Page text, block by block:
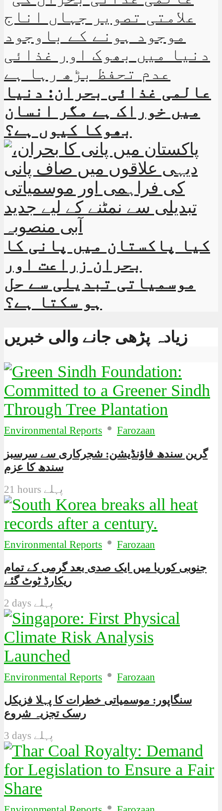
عالمی غذائی بحران: دنیا
میں خوراک ہے مگر انسان
بھوکا کیوں ہے؟
کیا پاکستان میں پانی کا
بحران زراعت اور
موسمیاتی تبدیلی سے حل
ہو سکتا ہے؟
زیادہ پڑھی جانے والی خبریں
Environmental Reports • Farozaan
گرین سندھ فاؤنڈیشن: شجرکاری سے سرسبز
سندھ کا عزم
21 hours پہلے
Environmental Reports • Farozaan
جنوبی کوریا میں ایک صدی بعد گرمی کے تمام
ریکارڈ ٹوٹ گئے
2 days پہلے
Environmental Reports • Farozaan
سنگاپور: موسمیاتی خطرات کا پہلا فزیکل
رسک تجزیہ شروع
3 days پہلے
•